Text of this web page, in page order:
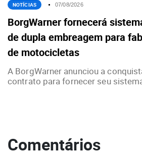
NOTÍCIAS 07/08/2026
BorgWarner fornecerá
de dupla embreagem para
de motocicletas
A BorgWarner anunciou a
contrato para fornecer seu
Comentários